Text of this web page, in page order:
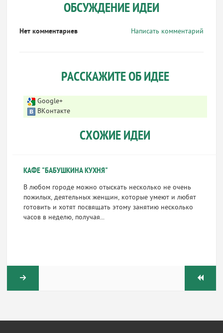
ОБСУЖДЕНИЕ ИДЕИ
Написать комментарий
Нет комментариев
РАССКАЖИТЕ ОБ ИДЕЕ
Google+
ВКонтакте
СХОЖИЕ ИДЕИ
КАФЕ "БАБУШКИНА КУХНЯ"
В любом городе можно отыскать несколько не очень
пожилых, деятельных женщин, которые умеют и любят
готовить и хотят посвящать этому занятию несколько
часов в неделю, получая...